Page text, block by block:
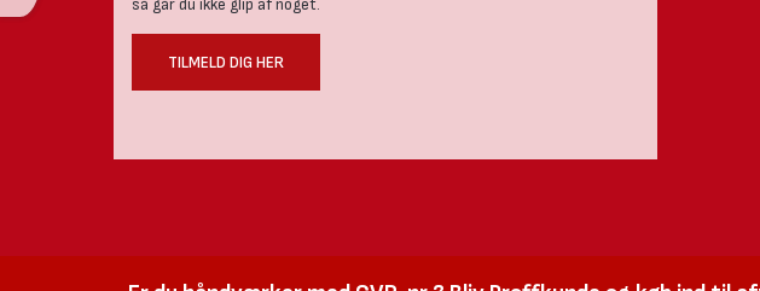
så går du ikke glip af noget.
TILMELD DIG HER